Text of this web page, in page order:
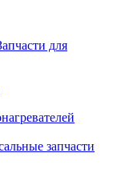
для
запчасти